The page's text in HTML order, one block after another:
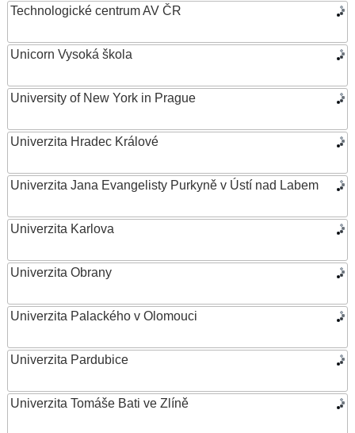
Technologické centrum AV ČR
Unicorn Vysoká škola
University of New York in Prague
Univerzita Hradec Králové
Univerzita Jana Evangelisty Purkyně v Ústí nad Labem
Univerzita Karlova
Univerzita Obrany
Univerzita Palackého v Olomouci
Univerzita Pardubice
Univerzita Tomáše Bati ve Zlíně